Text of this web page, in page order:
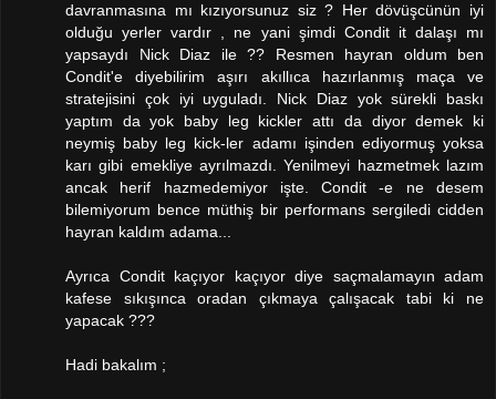
davranmasına mı kızıyorsunuz siz ? Her dövüşcünün iyi
olduğu yerler vardır , ne yani şimdi Condit it dalaşı mı
yapsaydı Nick Diaz ile ?? Resmen hayran oldum ben
Condit'e diyebilirim aşırı akıllıca hazırlanmış maça ve
stratejisini çok iyi uyguladı. Nick Diaz yok sürekli baskı
yaptım da yok baby leg kickler attı da diyor demek ki
neymiş baby leg kick-ler adamı işinden ediyormuş yoksa
karı gibi emekliye ayrılmazdı. Yenilmeyi hazmetmek lazım
ancak herif hazmedemiyor işte. Condit -e ne desem
bilemiyorum bence müthiş bir performans sergiledi cidden
hayran kaldım adama...
Ayrıca Condit kaçıyor kaçıyor diye saçmalamayın adam
kafese sıkışınca oradan çıkmaya çalışacak tabi ki ne
yapacak ???
Hadi bakalım ;